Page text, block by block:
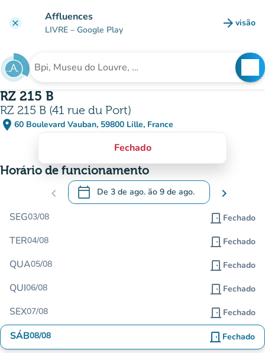
clear Affluences
LIVRE – Google Play arrow_forward visão
(novo
Procura uma instituição
RZ 215 B
RZ 215 B (41 rue du Port)
place 60 Boulevard Vauban, 59800 Lille, France
(abrir no Google Maps)
(novo separador)
Fechado
Horário de funcionamento
chevron_left calendar_today De 3 de ago. ão 9 de ago.
.Abra o calendário para alterar as datas
chevron_right
SEG03/08 door_front Fechado
TER04/08 door_front Fechado
QUA05/08 door_front Fechado
QUI06/08 door_front Fechado
SEX07/08 door_front Fechado
SÁB08/08 door_front Fechado